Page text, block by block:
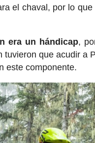
el chaval, por lo
era un hándicap,
tuvieron que acudir a
este componente.